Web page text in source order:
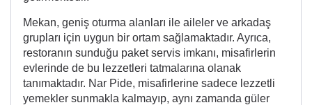
Mekan, geniş oturma alanları ile aileler ve arkadaş
grupları için uygun bir ortam sağlamaktadır. Ayrıca,
restoranın sunduğu paket servis imkanı, misafirlerin
evlerinde de bu lezzetleri tatmalarına olanak
tanımaktadır. Nar Pide, misafirlerine sadece lezzetli
yemekler sunmakla kalmayıp, aynı zamanda güler